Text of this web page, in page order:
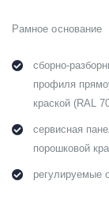
Рамное основание
сборно-
профиля
краской (RAL
сервисная
порошковой
регулируемые